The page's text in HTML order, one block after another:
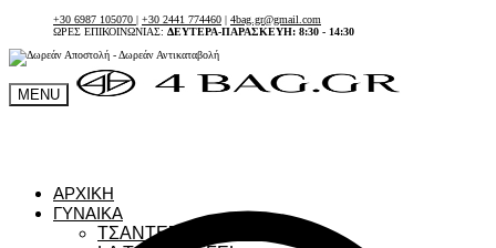
+30 6987 105070 | +30 2441 774460 | 4bag.gr@gmail.com
ΩΡΕΣ ΕΠΙΚΟΙΝΩΝΙΑΣ: ΔΕΥΤΕΡΑ-ΠΑΡΑΣΚΕΥΗ: 8:30 - 14:30
MENU
ΑΡΧΙΚΗ
ΓΥΝΑΙΚΑ
ΤΣΑΝΤΕΣ ΓΥΝΑΙΚΕΙΕΣ